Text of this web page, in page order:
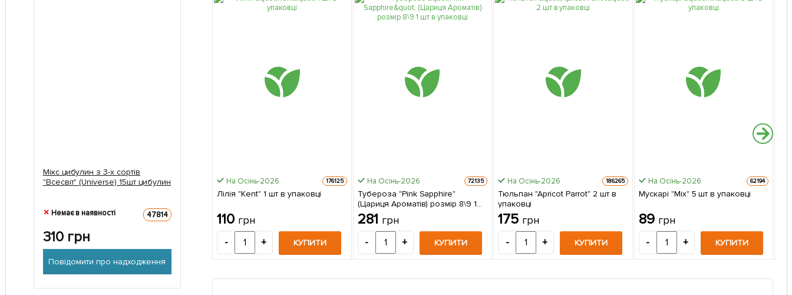
Мікс цибулин з 3-х сортів
"Всесвіт" (Universe) 15шт цибулин
Немає в наявності 47814
310грн
Повідомити про надходження
На Осінь-2026 176125
Лілія "Kent" 1 шт в упаковці
110 грн
- + КУПИТИ
На Осінь-2026 72135
Тубероза "Pink Sapphire"
(Цариця Ароматів) розмір 8\9 1
шт в упаковці
281 грн
- + КУПИТИ
На Осінь-2026 186265
Тюльпан "Apricot Parrot" 2 шт в
упаковці
175 грн
- + КУПИТИ
На Осінь-2026 62194
Мускарі "Mix" 5 шт в упаковці
89 грн
- + КУПИТИ